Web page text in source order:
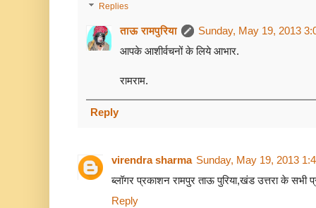
Replies
ताऊ रामपुरिया
Sunday, May 19, 2013
आपके आशीर्वचनों के लिये आभार.
रामराम.
Reply
virendra sharma Sunday, May 19, 2013
ब्लॉगर प्रकाशन रामपुर ताऊ पुरिया,खंड उत्तरा के सभी
Reply